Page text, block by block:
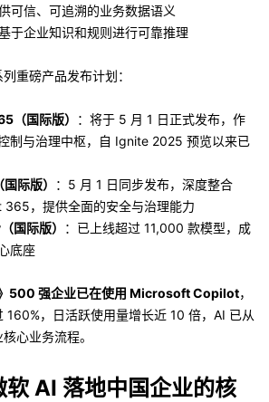
可信、可追溯的业务数据语义
于企业知识和规则进行可靠推理
重磅产品发布计划：
国际版）
：将于 5 月 1 日正式发布，作
制与治理中枢，自 Ignite 2025 预览以来已
际版）
：5 月 1 日同步发布，深度整合
，提供全面的安全与治理能力
国际版）
：已上线超过 11,000 款模型，成
底座
500 强企业已在使用 Microsoft Copilot，
160%，日活跃使用量增长近 10 倍，AI 已从
心业务流程。
软 AI 落地中国企业的核